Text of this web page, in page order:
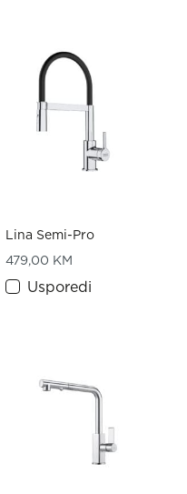
Lina Semi-Pro
479,00 KM
Usporedi